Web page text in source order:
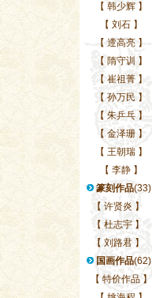
【 韩少辉】
【 刘石】
【 遆高亮】
【 隋守训 】
【 崔祖菁】
【 孙万民 】
【 朱乒乓】
【 金泽珊】
【 王朝瑞】
【 李静】
篆刻作品(33)
【 许贤炎 】
【 杜志宇 】
【 刘路君 】
国画作品(62)
【 特价作品】